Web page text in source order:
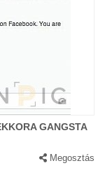
GANGSTA
Megosztás